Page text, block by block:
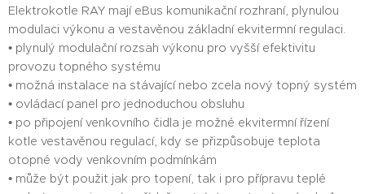
Elektrokotle RAY mají eBus komunikační rozhraní, plynulou
modulaci výkonu a vestavěnou základní ekvitermní regulaci.
• plynulý modulační rozsah výkonu pro vyšší efektivitu
provozu topného systému
• možná instalace na stávající nebo zcela nový topný systém
• ovládací panel pro jednoduchou obsluhu
• po připojení venkovního čidla je možné ekvitermní řízení
kotle vestavěnou regulací, kdy se přizpůsobuje teplota
otopné vody venkovním podmínkám
• může být použit jak pro topení, tak i pro přípravu teplé